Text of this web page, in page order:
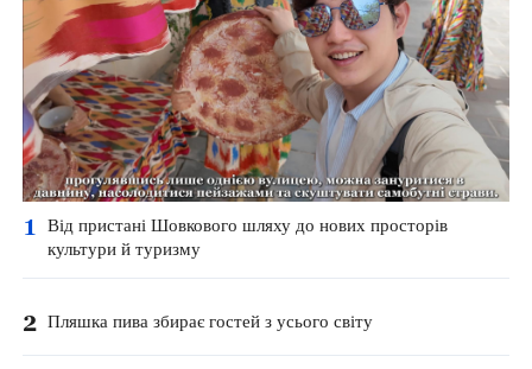
1
Від пристані Шовкового шляху до нових просторів
культури й туризму
2 Пляшка пива збирає гостей з усього світу